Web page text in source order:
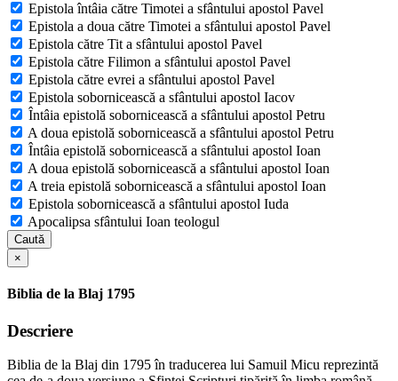
Epistola întâia către Timotei a sfântului apostol Pavel
Epistola a doua către Timotei a sfântului apostol Pavel
Epistola către Tit a sfântului apostol Pavel
Epistola către Filimon a sfântului apostol Pavel
Epistola către evrei a sfântului apostol Pavel
Epistola sobornicească a sfântului apostol Iacov
Întâia epistolă sobornicească a sfântului apostol Petru
A doua epistolă sobornicească a sfântului apostol Petru
Întâia epistolă sobornicească a sfântului apostol Ioan
A doua epistolă sobornicească a sfântului apostol Ioan
A treia epistolă sobornicească a sfântului apostol Ioan
Epistola sobornicească a sfântului apostol Iuda
Apocalipsa sfântului Ioan teologul
Caută
×
Biblia de la Blaj 1795
Descriere
Biblia de la Blaj din 1795 în traducerea lui Samuil Micu reprezintă